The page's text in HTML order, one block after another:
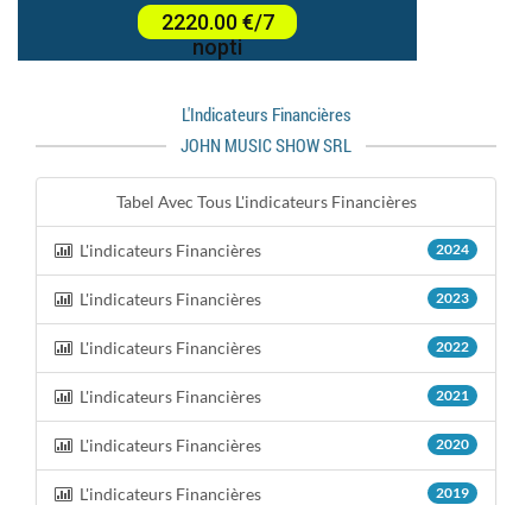
L'indicateurs Financières
JOHN MUSIC SHOW SRL
Tabel Avec Tous L'indicateurs Financières
L'indicateurs Financières 2024
L'indicateurs Financières 2023
L'indicateurs Financières 2022
L'indicateurs Financières 2021
L'indicateurs Financières 2020
L'indicateurs Financières 2019